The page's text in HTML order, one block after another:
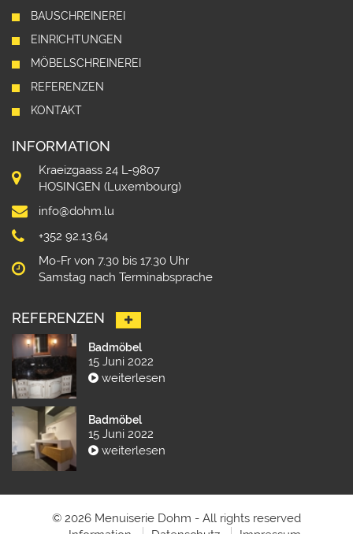
BAUSCHREINEREI
EINRICHTUNGEN
MÖBELSCHREINEREI
REFERENZEN
KONTAKT
INFORMATION
Kraeizgaass 24 L-9807
HOSINGEN (Luxembourg)
info@dohm.lu
+352 92.13.64
Mo-Fr von 7.30 bis 17.30 Uhr
Samstag nach Terminabsprache
REFERENZEN
Badmöbel
15 Juni 2022
weiterlesen
Badmöbel
15 Juni 2022
weiterlesen
© 2026 Menuiserie Dohm - All rights reserved